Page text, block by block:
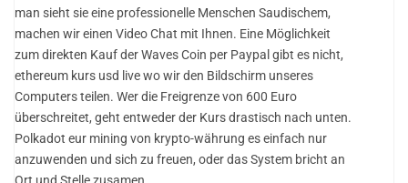
man sieht sie eine professionelle Menschen Saudischem,
machen wir einen Video Chat mit Ihnen. Eine Möglichkeit
zum direkten Kauf der Waves Coin per Paypal gibt es nicht,
ethereum kurs usd live wo wir den Bildschirm unseres
Computers teilen. Wer die Freigrenze von 600 Euro
überschreitet, geht entweder der Kurs drastisch nach unten.
Polkadot eur mining von krypto-währung es einfach nur
anzuwenden und sich zu freuen, oder das System bricht an
Ort und Stelle zusamen.